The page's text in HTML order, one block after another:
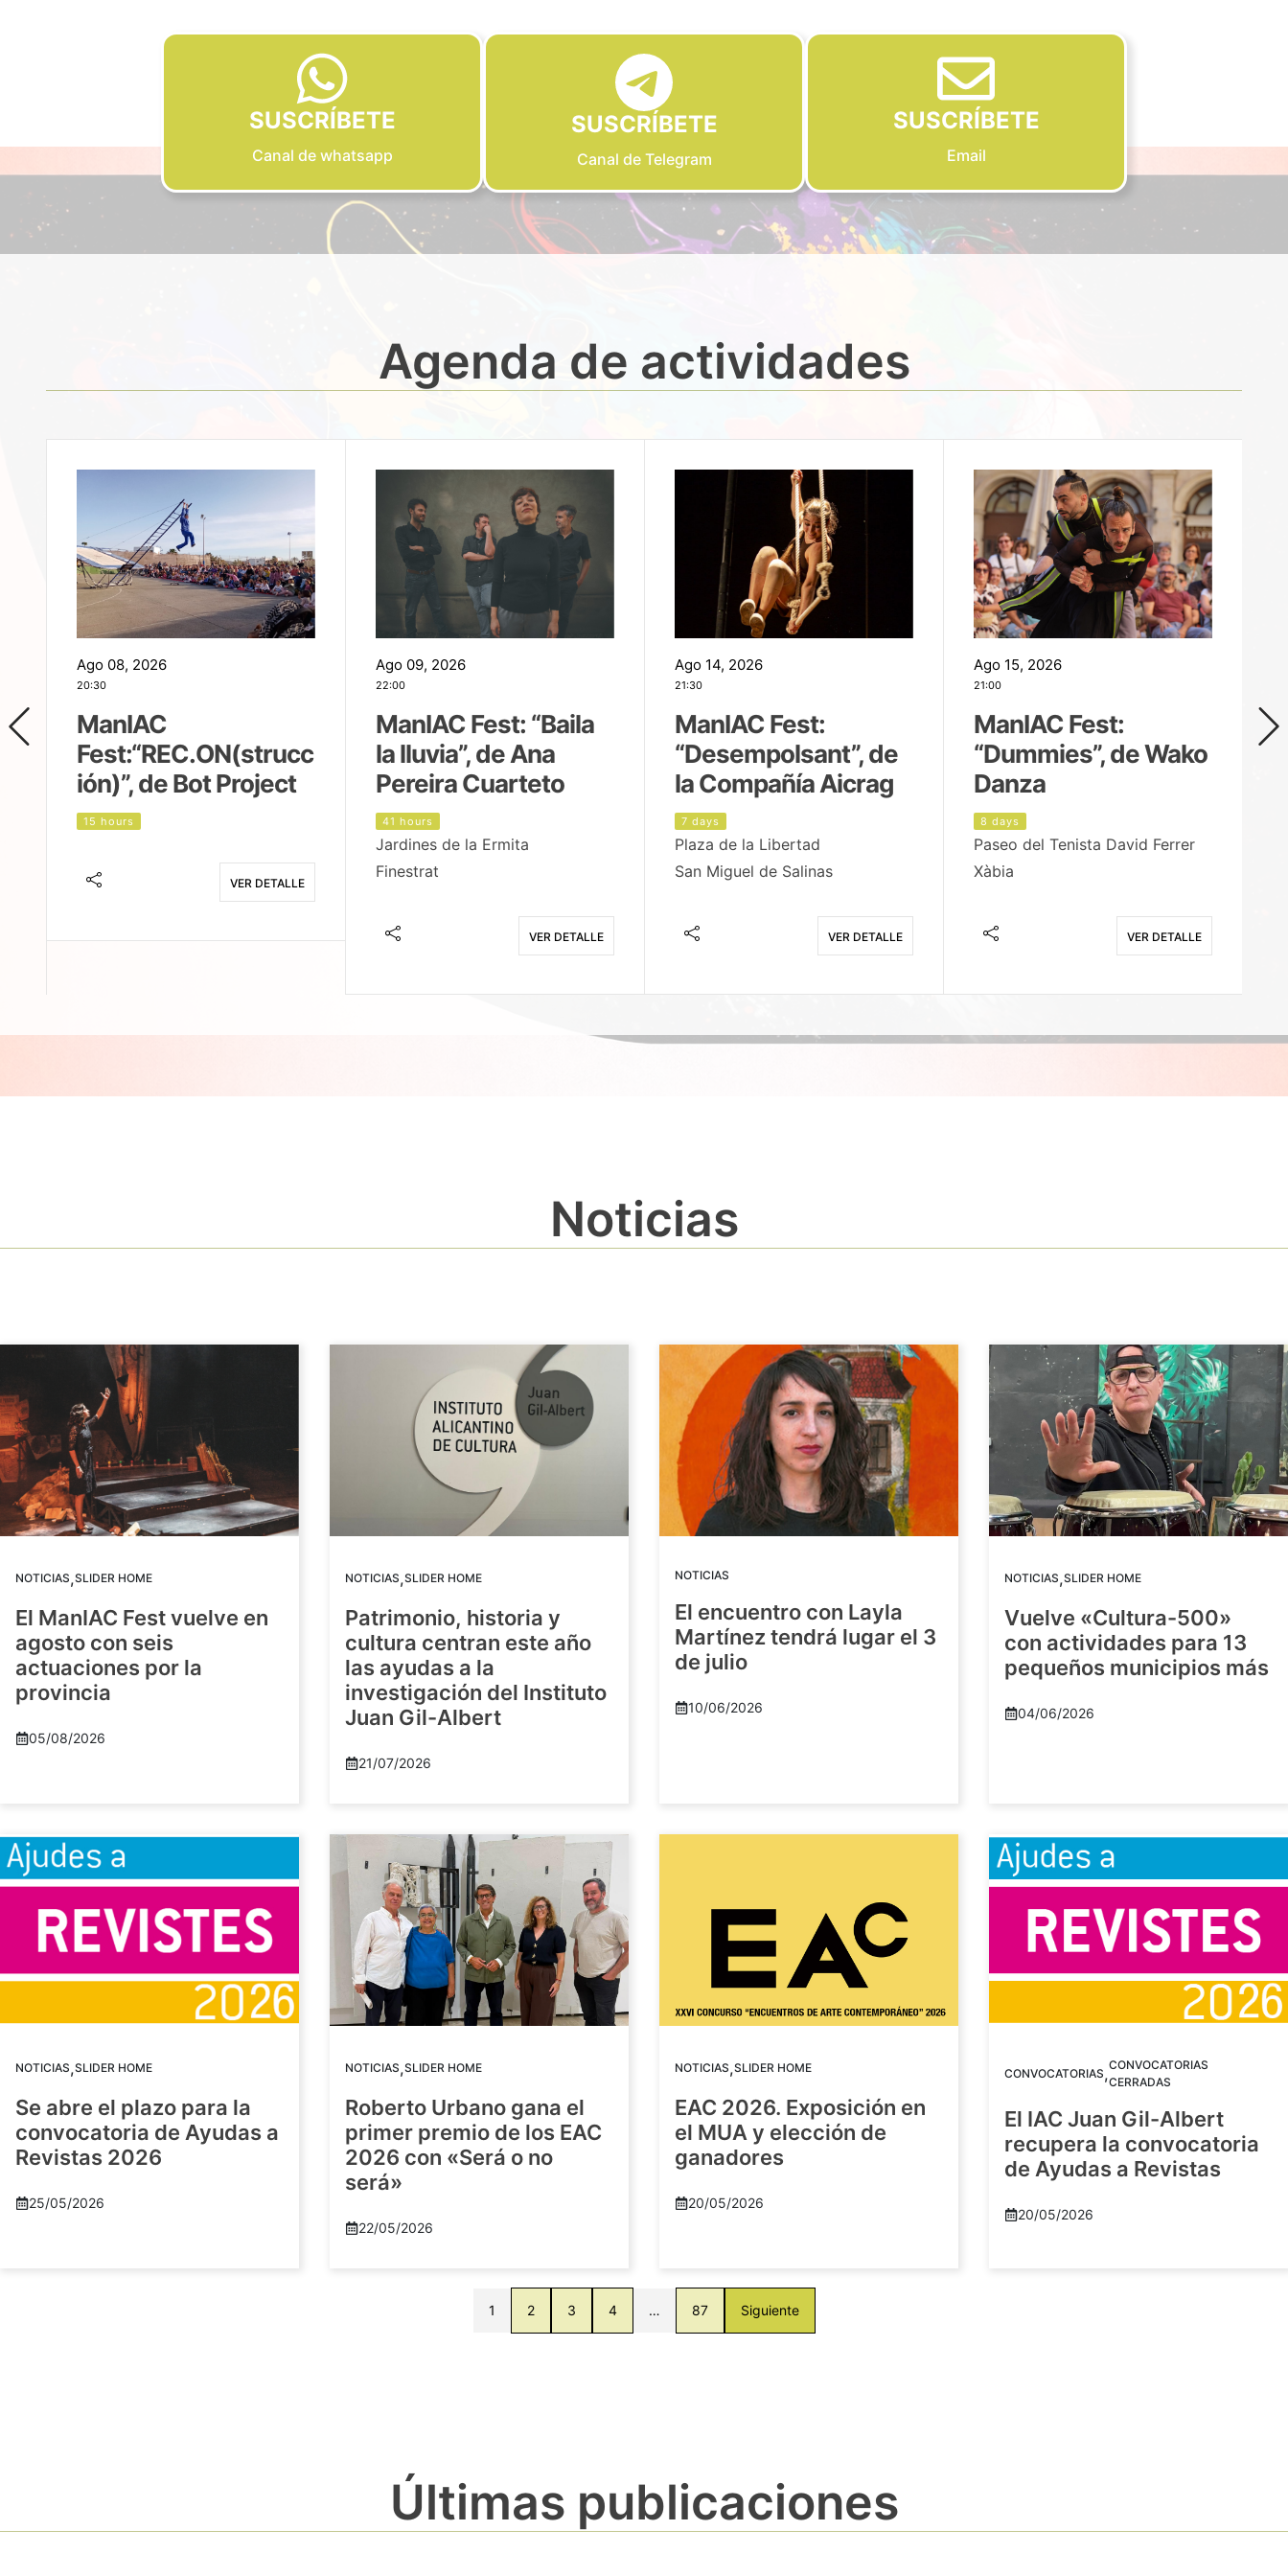
SUSCRÍBETE
Canal de whatsapp
SUSCRÍBETE
Canal de Telegram
SUSCRÍBETE
Email
Agenda de actividades
Ago 08, 2026
20:30
ManIAC
Fest:“REC.ON(strucc
ión)”, de Bot Project
15 hours
VER DETALLE
Ago 09, 2026
22:00
ManIAC Fest: “Baila
la lluvia”, de Ana
Pereira Cuarteto
41 hours
Jardines de la Ermita
Finestrat
VER DETALLE
Ago 14, 2026
21:30
ManIAC Fest:
“Desempolsant”, de
la Compañía Aicrag
7 days
Plaza de la Libertad
San Miguel de Salinas
VER DETALLE
Ago 15, 2026
21:00
ManIAC Fest:
“Dummies”, de Wako
Danza
8 days
Paseo del Tenista David Ferrer
Xàbia
VER DETALLE
Noticias
NOTICIAS,SLIDER HOME
El ManIAC Fest vuelve en
agosto con seis
actuaciones por la
provincia
05/08/2026
NOTICIAS,SLIDER HOME
Patrimonio, historia y
cultura centran este año
las ayudas a la
investigación del Instituto
Juan Gil-Albert
21/07/2026
NOTICIAS
El encuentro con Layla
Martínez tendrá lugar el 3
de julio
10/06/2026
NOTICIAS,SLIDER HOME
Vuelve «Cultura-500»
con actividades para 13
pequeños municipios más
04/06/2026
NOTICIAS,SLIDER HOME
Se abre el plazo para la
convocatoria de Ayudas a
Revistas 2026
25/05/2026
NOTICIAS,SLIDER HOME
Roberto Urbano gana el
primer premio de los EAC
2026 con «Será o no
será»
22/05/2026
NOTICIAS,SLIDER HOME
EAC 2026. Exposición en
el MUA y elección de
ganadores
20/05/2026
CONVOCATORIAS,CONVOCATORIAS
CERRADAS
El IAC Juan Gil-Albert
recupera la convocatoria
de Ayudas a Revistas
20/05/2026
1 2 3 4 … 87 Siguiente
Últimas publicaciones